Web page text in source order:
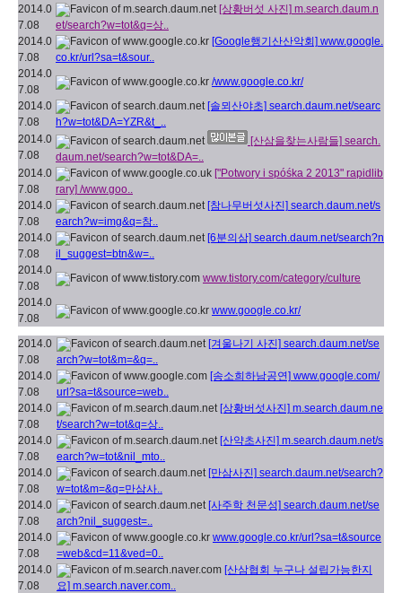
2014.0
7.08
[상황버섯 사진] m.search.daum.n
et/search?w=tot&q=상..
2014.0
7.08
[Google행기산산악회] www.google.
co.kr/url?sa=t&sour..
2014.0
7.08
/www.google.co.kr/
2014.0
7.08
[솔뫼산야초] search.daum.net/searc
h?w=tot&DA=YZR&t_..
2014.0
7.08
[산삼을찾는사람들] search.
daum.net/search?w=tot&DA=..
2014.0
7.08
["Potwory i spóśka 2 2013" rapidlib
rary] /www.goo..
2014.0
7.08
[참나무버섯사진] search.daum.net/s
earch?w=img&q=참..
2014.0
7.08
[6분의삼] search.daum.net/search?n
il_suggest=btn&w=..
2014.0
7.08
www.tistory.com/category/culture
2014.0
7.08
www.google.co.kr/
2014.0
7.08
[겨울나기 사진] search.daum.net/se
arch?w=tot&m=&q=..
2014.0
7.08
[송소희하남공연] www.google.com/
url?sa=t&source=web..
2014.0
7.08
[상황버섯사진] m.search.daum.ne
t/search?w=tot&q=상..
2014.0
7.08
[산약초사진] m.search.daum.net/s
earch?w=tot&nil_mto..
2014.0
7.08
[만삼사진] search.daum.net/search?
w=tot&m=&q=만삼사..
2014.0
7.08
[사주학 천문성] search.daum.net/se
arch?nil_suggest=..
2014.0
7.08
www.google.co.kr/url?sa=t&source
=web&cd=11&ved=0..
2014.0
7.08
[산삼협회 누구나 설립가능한지
요] m.search.naver.com..